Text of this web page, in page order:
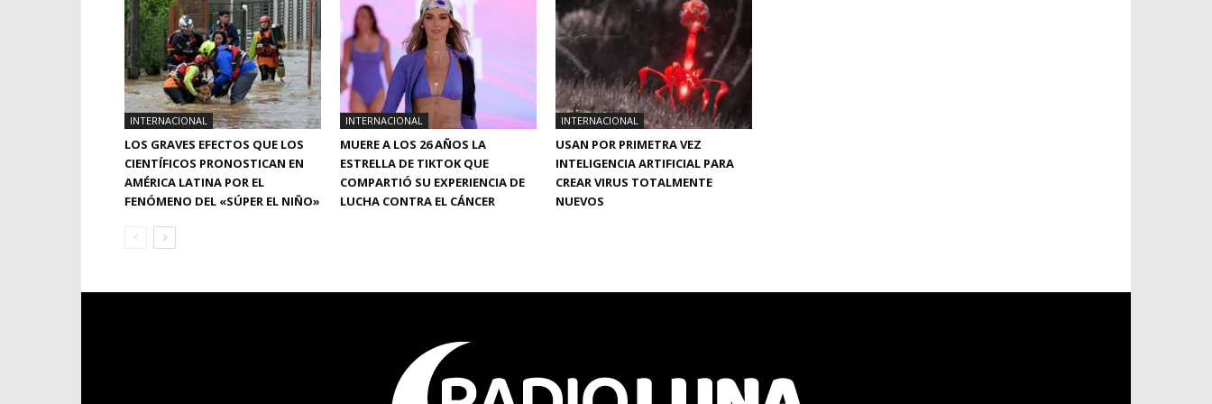
INTERNACIONAL
LOS GRAVES EFECTOS QUE LOS
CIENTÍFICOS PRONOSTICAN EN
AMÉRICA LATINA POR EL
FENÓMENO DEL «SÚPER EL NIÑO»
INTERNACIONAL
MUERE A LOS 26 AÑOS LA
ESTRELLA DE TIKTOK QUE
COMPARTIÓ SU EXPERIENCIA DE
LUCHA CONTRA EL CÁNCER
INTERNACIONAL
USAN POR PRIMETRA VEZ
INTELIGENCIA ARTIFICIAL PARA
CREAR VIRUS TOTALMENTE
NUEVOS